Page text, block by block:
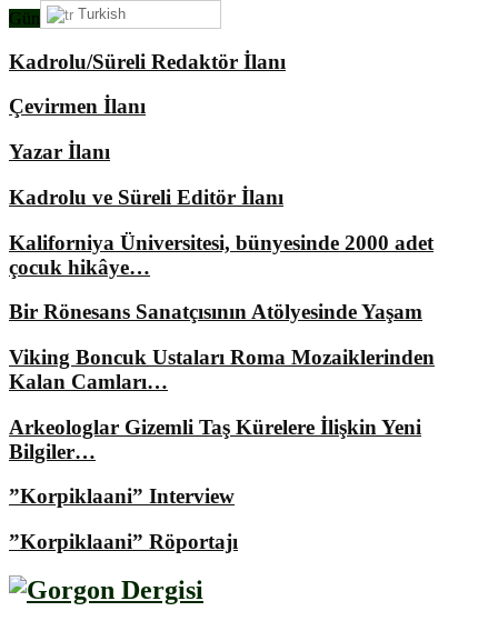
Gündemimizde Ne Var?
Kadrolu/Süreli Redaktör İlanı
Çevirmen İlanı
Yazar İlanı
Kadrolu ve Süreli Editör İlanı
Kaliforniya Üniversitesi, bünyesinde 2000 adet
çocuk hikâye…
Bir Rönesans Sanatçısının Atölyesinde Yaşam
Viking Boncuk Ustaları Roma Mozaiklerinden
Kalan Camları…
Arkeologlar Gizemli Taş Kürelere İlişkin Yeni
Bilgiler…
”Korpiklaani” Interview
”Korpiklaani” Röportajı
Turkish